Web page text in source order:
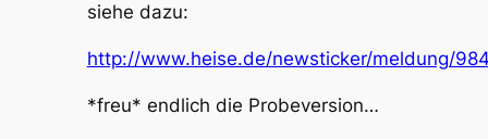
siehe dazu:
http://www.heise.de/newsticker/meldung/
*freu* endlich die Probeversion…